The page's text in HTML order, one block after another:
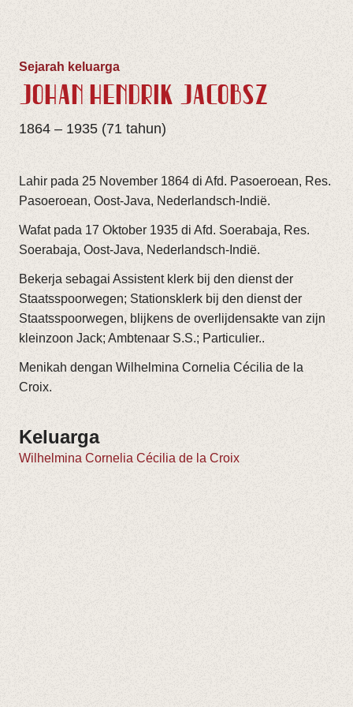
Sejarah keluarga
JOHAN HENDRIK JACOBSZ
1864 – 1935 (71 tahun)
Lahir pada 25 November 1864 di Afd. Pasoeroean, Res.
Pasoeroean, Oost-Java, Nederlandsch-Indië.
Wafat pada 17 Oktober 1935 di Afd. Soerabaja, Res.
Soerabaja, Oost-Java, Nederlandsch-Indië.
Bekerja sebagai Assistent klerk bij den dienst der
Staatsspoorwegen; Stationsklerk bij den dienst der
Staatsspoorwegen, blijkens de overlijdensakte van zijn
kleinzoon Jack; Ambtenaar S.S.; Particulier..
Menikah dengan Wilhelmina Cornelia Cécilia de la
Croix.
Keluarga
Wilhelmina Cornelia Cécilia de la Croix